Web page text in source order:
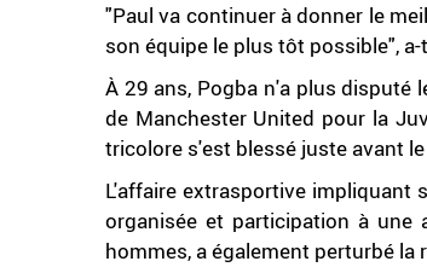
"Paul va continuer à donner le
son équipe le plus tôt possible",
À 29 ans, Pogba n'a plus disputé
de Manchester United pour la
tricolore s'est blessé juste avant
L'affaire extrasportive impliquant
organisée et participation à une
hommes, a également perturbé